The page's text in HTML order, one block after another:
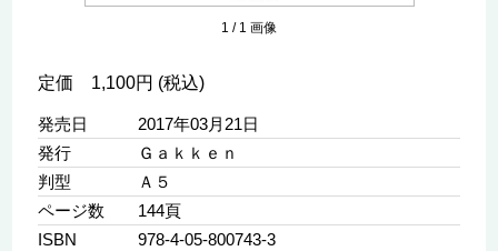
1 / 1 画像
定価 1,100円 (税込)
発売日
2017年03月21日
発行
Ｇａｋｋｅｎ
判型
Ａ５
ページ数
144頁
ISBN
978-4-05-800743-3